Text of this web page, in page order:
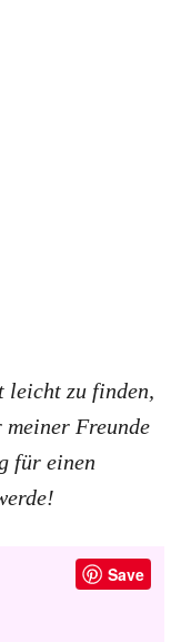
leicht zu finden,
Freunde
für einen
Save